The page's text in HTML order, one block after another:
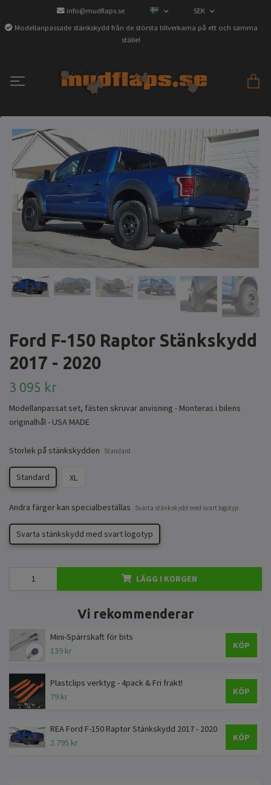
info@mudflaps.se
SEK
Modellanpassade stänkskydd från de största tillverkarna på ett och samma
ställe!
Ford F-150 Raptor Stänkskydd
2017 - 2020
3 095 kr
Modellanpassat set, fästen skruvar anvisning - Monteras i bilens
originalhål - USA MADE
Storlek på stänkskydden Standard
Standard XL
Andra färger kan specialbeställas Svarta stänkskydd med svart logotyp
Svarta stänkskydd med svart logotyp
LÄGG I KORGEN
Vi rekommenderar
Mini-Spärrskaft för bits
139 kr
KÖP
Plastclips verktyg - 4pack & Fri frakt!
79 kr
KÖP
REA Ford F-150 Raptor Stänkskydd 2017 - 2020
2 795 kr
KÖP